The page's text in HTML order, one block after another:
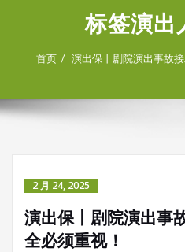
标签演出
首页 演出保丨剧院演出事故
2 月 24, 2025
演出保丨剧院演出事
全必须重视！